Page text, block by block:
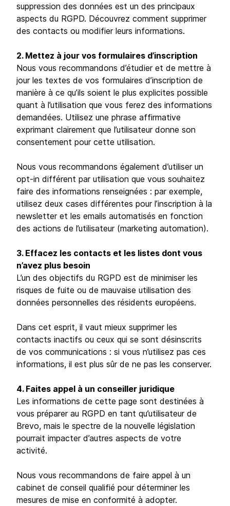
suppression des données est un des principaux
aspects du RGPD. Découvrez comment supprimer
des contacts ou modifier leurs informations.
2. Mettez à jour vos formulaires d’inscription
Nous vous recommandons d’étudier et de mettre à
jour les textes de vos formulaires d’inscription de
manière à ce qu’ils soient le plus explicites possible
quant à l’utilisation que vous ferez des informations
demandées. Utilisez une phrase affirmative
exprimant clairement que l’utilisateur donne son
consentement pour cette utilisation.
Nous vous recommandons également d’utiliser un
opt-in différent par utilisation que vous souhaitez
faire des informations renseignées : par exemple,
utilisez deux cases différentes pour l’inscription à la
newsletter et les emails automatisés en fonction
des actions de l’utilisateur (marketing automation).
3. Effacez les contacts et les listes dont vous
n’avez plus besoin
L’un des objectifs du RGPD est de minimiser les
risques de fuite ou de mauvaise utilisation des
données personnelles des résidents européens.
Dans cet esprit, il vaut mieux supprimer les
contacts inactifs ou ceux qui se sont désinscrits
de vos communications : si vous n’utilisez pas ces
informations, il est plus sûr de ne pas les conserver.
4. Faites appel à un conseiller juridique
Les informations de cette page sont destinées à
vous préparer au RGPD en tant qu’utilisateur de
Brevo, mais le spectre de la nouvelle législation
pourrait impacter d’autres aspects de votre
activité.
Nous vous recommandons de faire appel à un
cabinet de conseil qualifié pour déterminer les
mesures de mise en conformité à adopter.